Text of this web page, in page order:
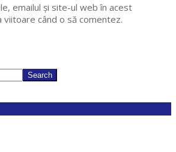
emailul și site-ul web în acest
când o să comentez.